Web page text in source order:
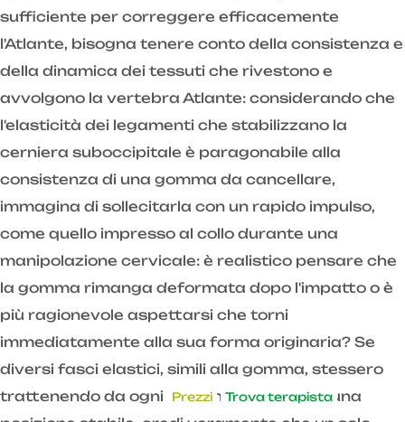
sufficiente per correggere efficacemente
l'Atlante, bisogna tenere conto della consistenza e
della dinamica dei tessuti che rivestono e
avvolgono la vertebra Atlante: considerando che
l'elasticità dei legamenti che stabilizzano la
cerniera suboccipitale è paragonabile alla
consistenza di una gomma da cancellare,
immagina di sollecitarla con un rapido impulso,
come quello impresso al collo durante una
manipolazione cervicale: è realistico pensare che
la gomma rimanga deformata dopo l'impatto o è
più ragionevole aspettarsi che torni
immediatamente alla sua forma originaria? Se
diversi fasci elastici, simili alla gomma, stessero
trattenendo da ogni lato una vertebra in una
Prezzi Trova terapista